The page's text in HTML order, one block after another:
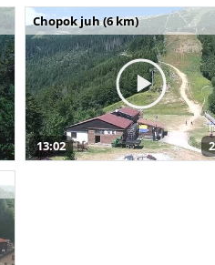
Chopok juh (6 km)
13:02